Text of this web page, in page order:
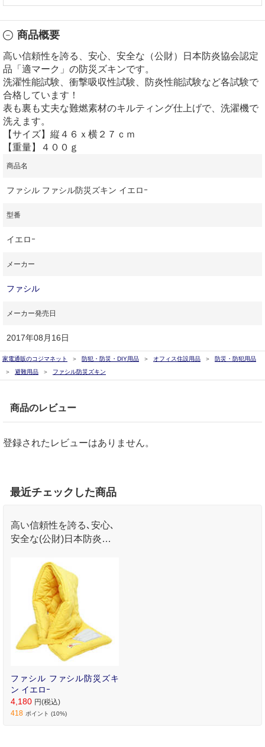
商品概要
高い信頼性を誇る、安心、安全な（公財）日本防炎協会認定
品「適マーク」の防災ズキンです。
洗濯性能試験、衝撃吸収性試験、防炎性能試験など各試験で
合格しています！
表も裏も丈夫な難燃素材のキルティング仕上げで、洗濯機で
洗えます。
【サイズ】縦４６ｘ横２７ｃｍ
【重量】４００ｇ
商品名
ファシル ファシル防災ズキン イエロｰ
型番
イエロｰ
メーカー
ファシル
メーカー発売日
2017年08月16日
家電通販のコジマネット 防犯・防災・DIY用品 オフィス住設用品
防災・防犯用品
避難用品
ファシル防災ズキン
商品のレビュー
登録されたレビューはありません。
最近チェックした商品
高い信頼性を誇る､安心､
安全な(公財)日本防炎協
災ズキンです｡
ファシル ファシル防災ズキ
ン イエロｰ
4,180 円(税込)
418 ポイント (10%)